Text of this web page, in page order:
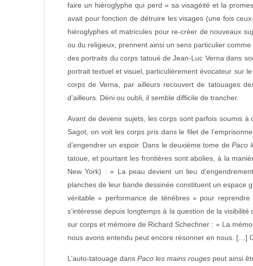
faire un hiéroglyphe qui perd « sa visagéité et la
avait pour fonction de détruire les visages (une fois
hiéroglyphes et matricules pour re‑créer de nouveaux
ou du religieux, prennent ainsi un sens particulier
des portraits du corps tatoué de Jean‑Luc Verna dans
portrait textuel et visuel, particulièrement évocateur sur
corps de Verna, par ailleurs recouvert de tatouages
d’ailleurs. Déni ou oubli, il semble difficile de trancher.
Avant de devenir sujets, les corps sont parfois soumis
Sagot, on voit les corps pris dans le filet de
d’engendrer un espoir. Dans le deuxième tome dePaco
tatoue, et pourtant les frontières sont abolies, à la
New York) : « La peau devient un lieu
planches de leur bande dessinée constituent un espace
véritable « performance de ténèbres » pour
s’intéresse depuis longtemps à la question de la
sur corps et mémoire de Richard Schechner : « La
nous avons entendu peut encore résonner en nous. […]
L’auto‑tatouage dansPaco les mains rouges peut ainsi